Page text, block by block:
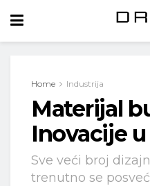
Home Industrija
Materijal
Inovacije
Sve veći broj
trenutno se